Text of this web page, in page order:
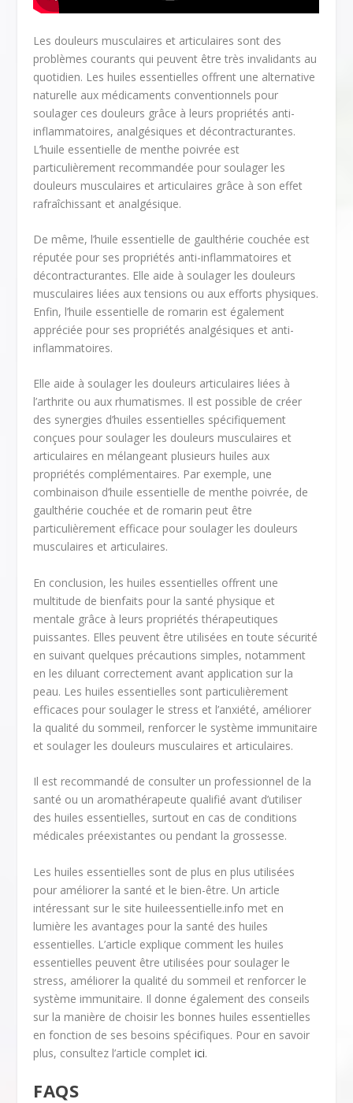
Les douleurs musculaires et articulaires sont des
problèmes courants qui peuvent être très invalidants au
quotidien. Les huiles essentielles offrent une alternative
naturelle aux médicaments conventionnels pour
soulager ces douleurs grâce à leurs propriétés anti-
inflammatoires, analgésiques et décontracturantes.
L’huile essentielle de menthe poivrée est
particulièrement recommandée pour soulager les
douleurs musculaires et articulaires grâce à son effet
rafraîchissant et analgésique.
De même, l’huile essentielle de gaulthérie couchée est
réputée pour ses propriétés anti-inflammatoires et
décontracturantes. Elle aide à soulager les douleurs
musculaires liées aux tensions ou aux efforts physiques.
Enfin, l’huile essentielle de romarin est également
appréciée pour ses propriétés analgésiques et anti-
inflammatoires.
Elle aide à soulager les douleurs articulaires liées à
l’arthrite ou aux rhumatismes. Il est possible de créer
des synergies d’huiles essentielles spécifiquement
conçues pour soulager les douleurs musculaires et
articulaires en mélangeant plusieurs huiles aux
propriétés complémentaires. Par exemple, une
combinaison d’huile essentielle de menthe poivrée, de
gaulthérie couchée et de romarin peut être
particulièrement efficace pour soulager les douleurs
musculaires et articulaires.
En conclusion, les huiles essentielles offrent une
multitude de bienfaits pour la santé physique et
mentale grâce à leurs propriétés thérapeutiques
puissantes. Elles peuvent être utilisées en toute sécurité
en suivant quelques précautions simples, notamment
en les diluant correctement avant application sur la
peau. Les huiles essentielles sont particulièrement
efficaces pour soulager le stress et l’anxiété, améliorer
la qualité du sommeil, renforcer le système immunitaire
et soulager les douleurs musculaires et articulaires.
Il est recommandé de consulter un professionnel de la
santé ou un aromathérapeute qualifié avant d’utiliser
des huiles essentielles, surtout en cas de conditions
médicales préexistantes ou pendant la grossesse.
Les huiles essentielles sont de plus en plus utilisées
pour améliorer la santé et le bien-être. Un article
intéressant sur le site huileessentielle.info met en
lumière les avantages pour la santé des huiles
essentielles. L’article explique comment les huiles
essentielles peuvent être utilisées pour soulager le
stress, améliorer la qualité du sommeil et renforcer le
système immunitaire. Il donne également des conseils
sur la manière de choisir les bonnes huiles essentielles
en fonction de ses besoins spécifiques. Pour en savoir
plus, consultez l’article completici.
FAQS